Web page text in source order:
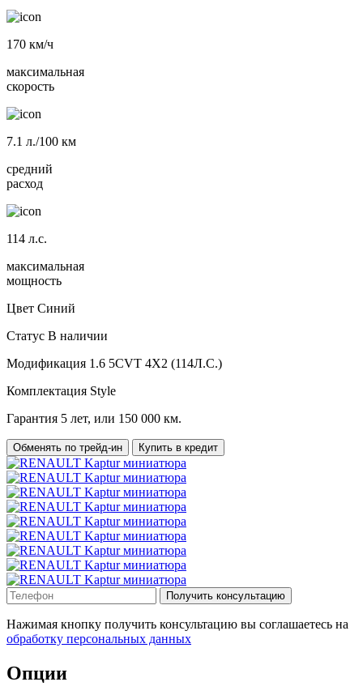
170 км/ч
максимальная
скорость
7.1 л./100 км
средний
расход
114 л.с.
максимальная
мощность
Цвет Синий
Статус В наличии
Модификация 1.6 5CVT 4X2 (114Л.С.)
Комплектация Style
Гарантия 5 лет, или 150 000 км.
Обменять по трейд-ин Купить в кредит
Получить консультацию
Нажимая кнопку получить консультацию вы соглашаетесь на
обработку персональных данных
Опции